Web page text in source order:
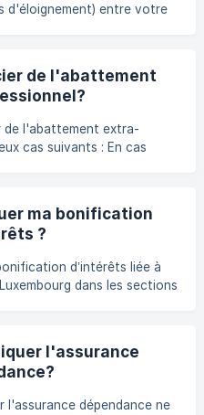
d'éloignement) entre votre
déplacement, dans la limite
forfaitaire maximale
d'une a
de l'abattement
de l'abattement extra-
cas suivants : En cas
de professions libérales,
bénéfices agricoles
d'une activité profes
ma bonification
?
d’intérêts liée à
dans les sections
l'assurance
l'assurance dépendance ne